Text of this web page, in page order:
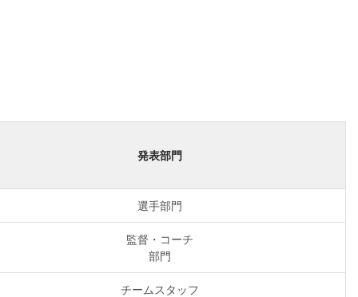
発表部門
選手部門
監督・コーチ
部門
チームスタッフ